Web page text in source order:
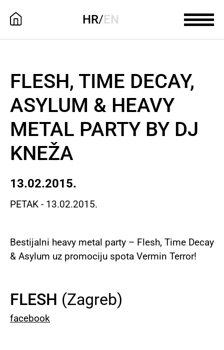
HR/EN
FLESH, TIME DECAY,
ASYLUM & HEAVY
METAL PARTY BY DJ
KNEŽA
13.02.2015.
PETAK - 13.02.2015.
Bestijalni heavy metal party – Flesh, Time Decay
& Asylum uz promociju spota Vermin Terror!
FLESH (Zagreb)
facebook